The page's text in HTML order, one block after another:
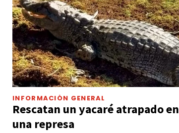
INFORMACIÓN GENERAL
Rescatan un yacaré atrapado en
una represa